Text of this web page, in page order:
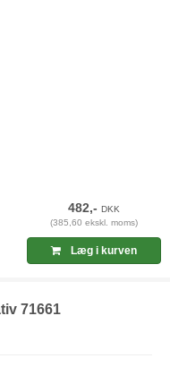
482,-DKK
(385,60 ekskl. moms)
Læg i kurven
71661